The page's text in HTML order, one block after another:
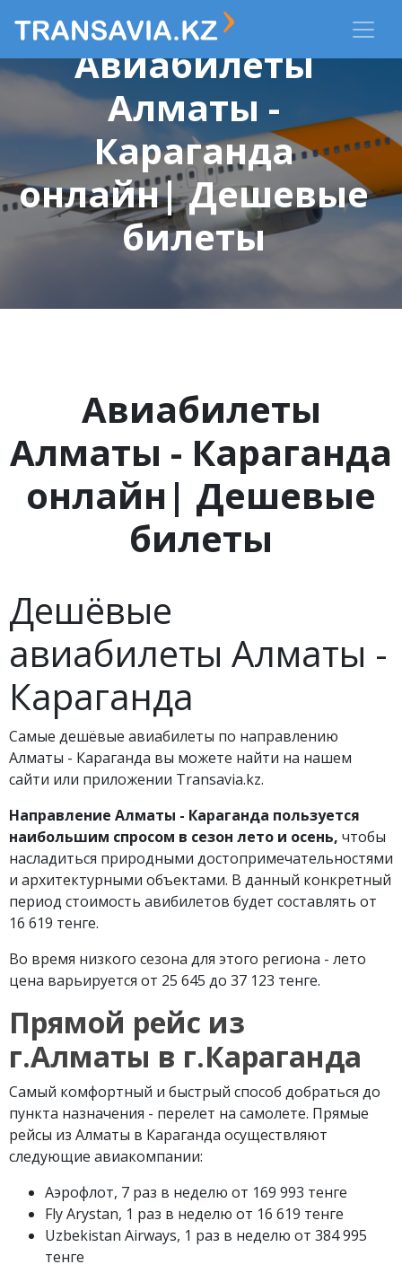
Авиабилеты
Алматы -
Караганда
онлайн| Дешевые
билеты
Авиабилеты
Алматы - Караганда
онлайн| Дешевые
билеты
Дешёвые
авиабилеты Алматы -
Караганда
Самые дешёвые авиабилеты по направлению
Алматы - Караганда вы можете найти на нашем
сайти или приложении Transavia.kz.
Направление Алматы - Караганда пользуется
наибольшим спросом в сезон лето и осень, чтобы
насладиться природными достопримечательностями
и архитектурными объектами. В данный конкретный
период стоимость авибилетов будет составлять от
16 619 тенге.
Во время низкого сезона для этого региона - лето
цена варьируется от 25 645 до 37 123 тенге.
Прямой рейс из
г.Алматы в г.Караганда
Самый комфортный и быстрый способ добраться до
пункта назначения - перелет на самолете. Прямые
рейсы из Алматы в Караганда осуществляют
следующие авиакомпании:
Аэрофлот, 7 раз в неделю от 169 993 тенге
Fly Arystan, 1 раз в неделю от 16 619 тенге
Uzbekistan Airways, 1 раз в неделю от 384 995
тенге